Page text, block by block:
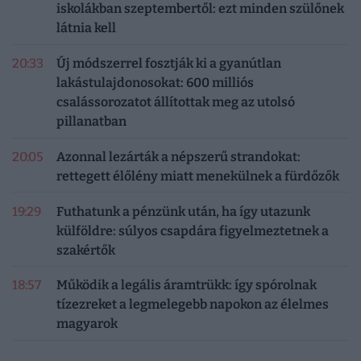
iskolákban szeptembertől: ezt minden szülőnek
látnia kell
20:33
Új módszerrel fosztják ki a gyanútlan
lakástulajdonosokat: 600 milliós
csalássorozatot állítottak meg az utolsó
pillanatban
20:05
Azonnal lezárták a népszerű strandokat:
rettegett élőlény miatt menekülnek a fürdőzők
19:29
Futhatunk a pénzünk után, ha így utazunk
külföldre: súlyos csapdára figyelmeztetnek a
szakértők
18:57
Működik a legális áramtrükk: így spórolnak
tízezreket a legmelegebb napokon az élelmes
magyarok